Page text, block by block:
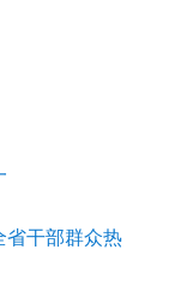
干部群众热